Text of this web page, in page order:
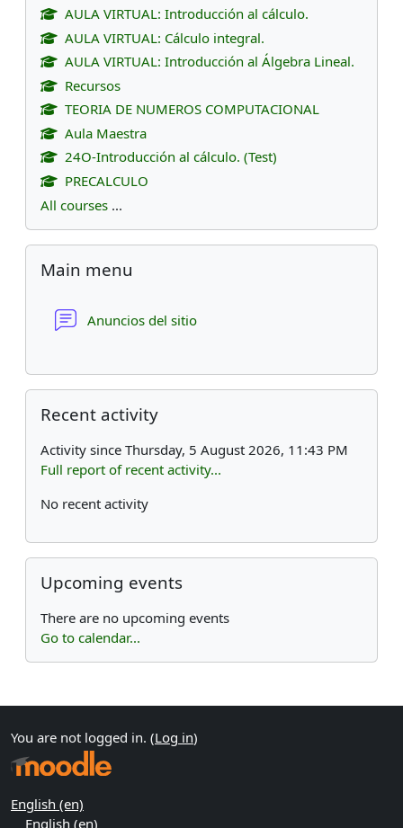
AULA VIRTUAL: Introducción al cálculo.
AULA VIRTUAL: Cálculo integral.
AULA VIRTUAL: Introducción al Álgebra Lineal.
Recursos
TEORIA DE NUMEROS COMPUTACIONAL
Aula Maestra
24O-Introducción al cálculo. (Test)
PRECALCULO
All courses ...
Skip Main menu
Main menu
Anuncios del sitio
Skip Recent activity
Recent activity
Activity since Thursday, 5 August 2026, 11:43 PM
Full report of recent activity...
No recent activity
Skip Upcoming events
Upcoming events
There are no upcoming events
Go to calendar...
Supplementary blocks
You are not logged in. (Log in)
English ‎(en)‎
English ‎(en)‎